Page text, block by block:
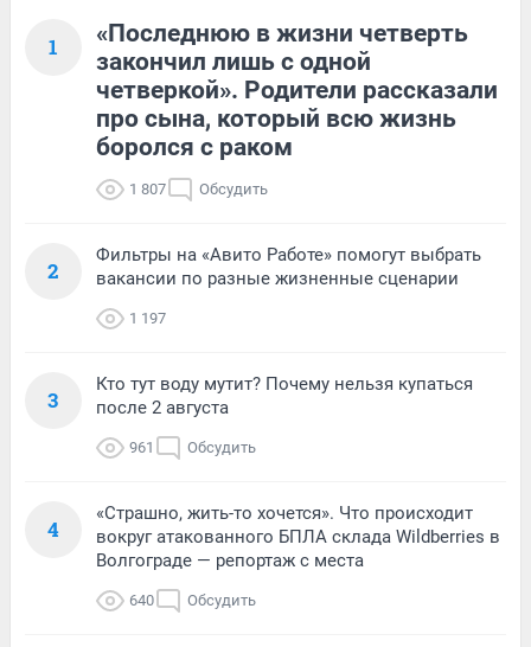
1
«Последнюю в жизни четверть
закончил лишь с одной
четверкой». Родители рассказали
про сына, который всю жизнь
боролся с раком
1 807 Обсудить
2
Фильтры на «Авито Работе» помогут выбрать
вакансии по разные жизненные сценарии
1 197
3
Кто тут воду мутит? Почему нельзя купаться
после 2 августа
961 Обсудить
4
«Страшно, жить-то хочется». Что происходит
вокруг атакованного БПЛА склада Wildberries в
Волгограде — репортаж с места
640 Обсудить